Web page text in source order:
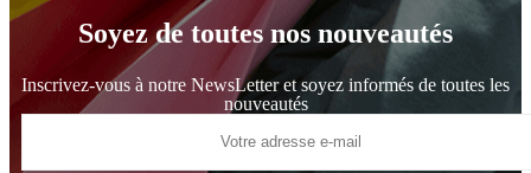
Soyez de toutes nos nouveautés
Inscrivez-vous à notre NewsLetter et soyez informés de toutes les
nouveautés